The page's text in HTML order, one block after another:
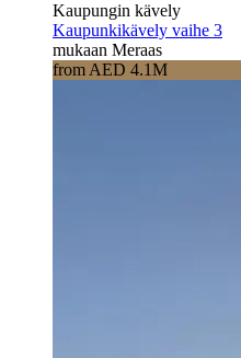
Kaupungin kävely
Kaupunkikävely vaihe 3
mukaan Meraas
from AED 4.1M